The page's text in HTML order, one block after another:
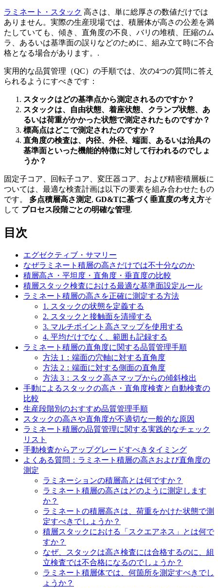
ラミネート・スタック 高さは、単に総厚さの数値だけでは
ありません。実際の生産現場では、積層体が高さの公差を満
たしていても、傾き、直角度の不良、バリの堆積、圧縮のム
ラ、あるいは基準面の誤りなどのために、組み立て時に不合
格となる場合があります。.
実用的な品質管理（QC）の手順では、次の4つの質問に答え
られるようにすべきです：
スタックはどの基準点から測定されるのですか？
スタックは、自由状態、着座状態、クランプ状態、あ
るいは荷重がかかった状態で測定されたものですか？
標高点はどこで測定されたのですか？
直角度の検査は、内径、外径、端面、あるいは治具の
基準面といった機能的特徴に対して行われるのでしょ
うか？
固定子コア、回転子コア、変圧器コア、および精密積層板に
ついては、最適な検査計画は以下の要素を組み合わせたもの
です。 多点積層高さ測定, GD&Tに基づく垂直度の考え方そ
して プロセス段階ごとの明確な管理.
目次
エグゼクティブ・サマリー
なぜラミネート積層の高さだけでは不十分なのか
積層高さ・平坦度・直角度・垂直度の比較
積層スタック検査における最適な基準面設定ルール
ラミネート積層の高さを正確に測定する方法
1. スタックの状態を定義する
2. スタックと接触面を清掃する
3. マルチポイント高さマップを使用する
4. 平均だけでなく、範囲も記録する
ラミネート積層の直角度に関する品質管理手順
方法 1：端面の穴軸に対する直角度
方法 2：端面に対する側面の直角度
方法 3：スタック高さマップからの傾斜検出
手動によるスタックの高さ・直角度検査と自動検査の
比較
生産段階別のおすすめ品質管理手順
スタックの高さや直角度が不適切な一般的な原因
ラミネート積層の品質管理に関する実践的なチェック
リスト
手動検査からアップグレードすべきタイミング
よくある質問：ラミネート積層の高さおよび直角度の
測定
ラミネーションの積層高とは何ですか？
ラミネート積層の高さはどのように測定します
か？
ラミネートの積層高さは、荷重をかけた状態で測
定すべきでしょうか？
積層スタックにおける「スクエアネス」とは何で
すか？
なぜ、スタックは高さ検査には合格するのに、組
立検査では不合格になるのでしょうか？
ラミネート積層体では、何箇所を測定すべきでし
ょうか？